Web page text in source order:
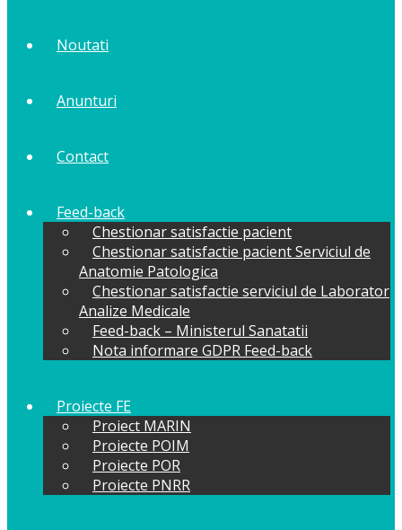
Noutati
Anunturi
Contact
Feed-back
Chestionar satisfactie pacient
Chestionar satisfactie pacient Serviciul de
Anatomie Patologica
Chestionar satisfactie serviciul de Laborator
Analize Medicale
Feed-back – Ministerul Sanatatii
Nota informare GDPR Feed-back
Proiecte FE
Proiect MARIN
Proiecte POIM
Proiecte POR
Proiecte PNRR